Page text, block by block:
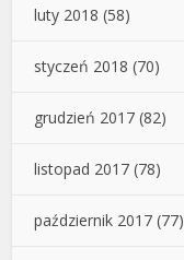
luty 2018 (58)
styczeń 2018 (70)
grudzień 2017 (82)
listopad 2017 (78)
październik 2017 (77)